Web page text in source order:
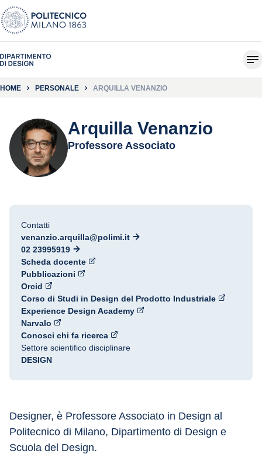
HOME PERSONALE ARQUILLA VENANZIO
Arquilla Venanzio
Professore Associato
Contatti
venanzio.arquilla@polimi.it
02 23995919
Scheda docente
Pubblicazioni
Orcid
Corso di Studi in Design del Prodotto Industriale
Experience Design Academy
Narvalo
Conosci chi fa ricerca
Settore scientifico disciplinare
DESIGN
Designer, è Professore Associato in Design al
Politecnico di Milano, Dipartimento di Design e
Scuola del Design.